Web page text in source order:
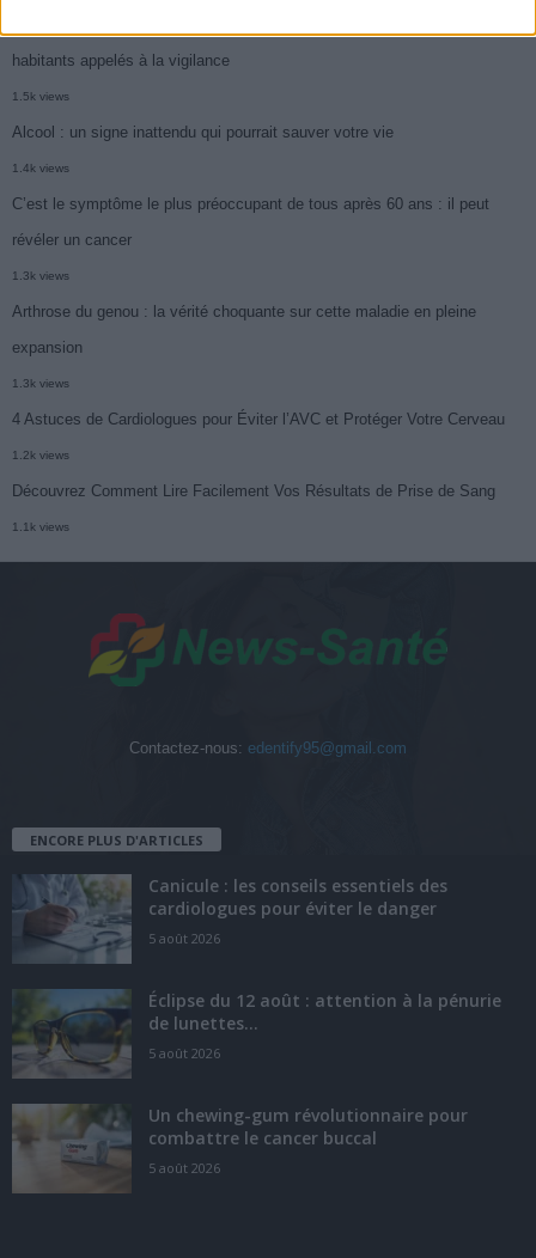
habitants appelés à la vigilance
1.5k views
Alcool : un signe inattendu qui pourrait sauver votre vie
1.4k views
C’est le symptôme le plus préoccupant de tous après 60 ans : il peut
révéler un cancer
1.3k views
Arthrose du genou : la vérité choquante sur cette maladie en pleine
expansion
1.3k views
4 Astuces de Cardiologues pour Éviter l’AVC et Protéger Votre Cerveau
1.2k views
Découvrez Comment Lire Facilement Vos Résultats de Prise de Sang
1.1k views
Contactez-nous: edentify95@gmail.com
ENCORE PLUS D'ARTICLES
Canicule : les conseils essentiels des
cardiologues pour éviter le danger
5 août 2026
Éclipse du 12 août : attention à la pénurie
de lunettes...
5 août 2026
Un chewing-gum révolutionnaire pour
combattre le cancer buccal
5 août 2026